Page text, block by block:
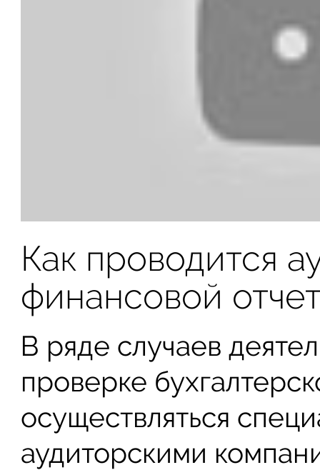
Как проводится
финансовой
В ряде случаев
проверке
осуществляться
аудиторскими